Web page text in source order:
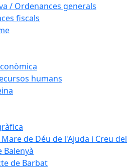
/ Ordenances generals
fiscals
humans
de Déu de l'Ajuda i Creu del
Balenyà
de Barbat